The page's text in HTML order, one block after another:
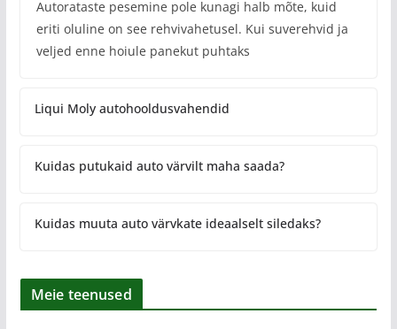
Autorataste pesemine pole kunagi halb mõte, kuid
eriti oluline on see rehvivahetusel. Kui suverehvid ja
veljed enne hoiule panekut puhtaks
Liqui Moly autohooldusvahendid
Kuidas putukaid auto värvilt maha saada?
Kuidas muuta auto värvkate ideaalselt siledaks?
Meie teenused